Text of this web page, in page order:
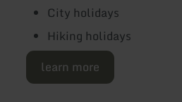
City holidays
Hiking holidays
learn more